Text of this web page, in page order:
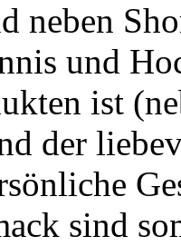
neben
und
ist
der
sind